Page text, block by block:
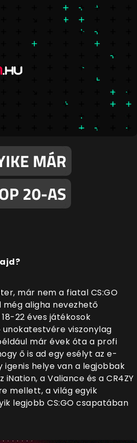
MÁR
20-AS
már nem a fiatal CS:GO
aligha nevezhető
22 éves játékosok
viszonylag
már évek óta a profi
ő is ad egy esélyt az e-
helye van a legjobbak
a Valiance és a CR4ZY
mellett, a világ egyik
legjobb CS:GO csapatában